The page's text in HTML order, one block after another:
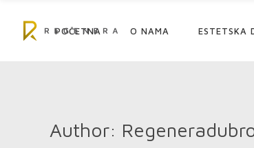
POČETNA O NAMA ESTETSKA
Author: